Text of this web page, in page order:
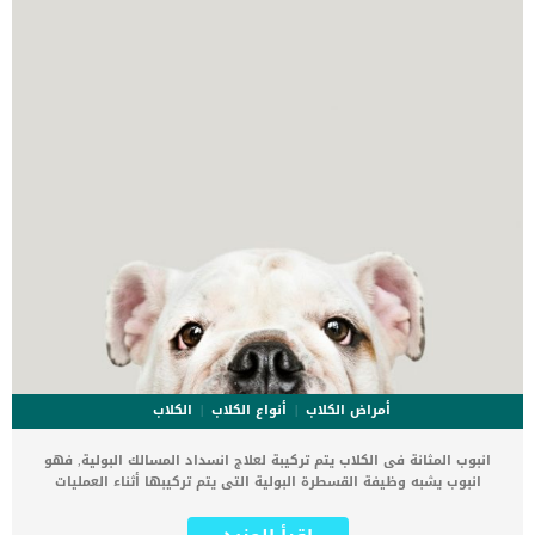
أمراض الكلاب أنواع الكلاب
الكلاب
انبوب المثانة فى الكلاب يتم تركيبة لعلاج انسداد المسالك البولية, فهو
انبوب يشبه وظيفة القسطرة البولية التى يتم تركيبها أثناء العمليات
محتويات المثانة بدلا من بقائها داخل المثانة وحدوث إصابات صحية خطيرة